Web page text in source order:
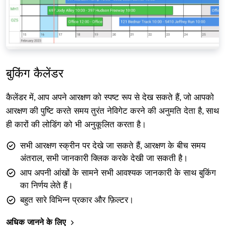
बुकिंग कैलेंडर
कैलेंडर में, आप अपने आरक्षण को स्पष्ट रूप से देख सकते हैं, जो आपको
आरक्षण की पुष्टि करते समय तुरंत नेविगेट करने की अनुमति देता है, साथ
ही कारों की लोडिंग को भी अनुकूलित करता है।
सभी आरक्षण स्क्रीन पर देखे जा सकते हैं, आरक्षण के बीच समय
अंतराल, सभी जानकारी क्लिक करके देखी जा सकती है।
आप अपनी आंखों के सामने सभी आवश्यक जानकारी के साथ बुकिंग
का निर्णय लेते हैं।
बहुत सारे विभिन्न प्रकार और फ़िल्टर।
अधिक जानने के लिए